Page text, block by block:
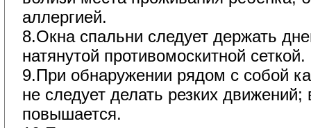
аллергией.
8.Окна спальни следует держать
натянутой противомоскитной сеткой.
9.При обнаружении рядом с собой
не следует делать резких движений;
повышается.